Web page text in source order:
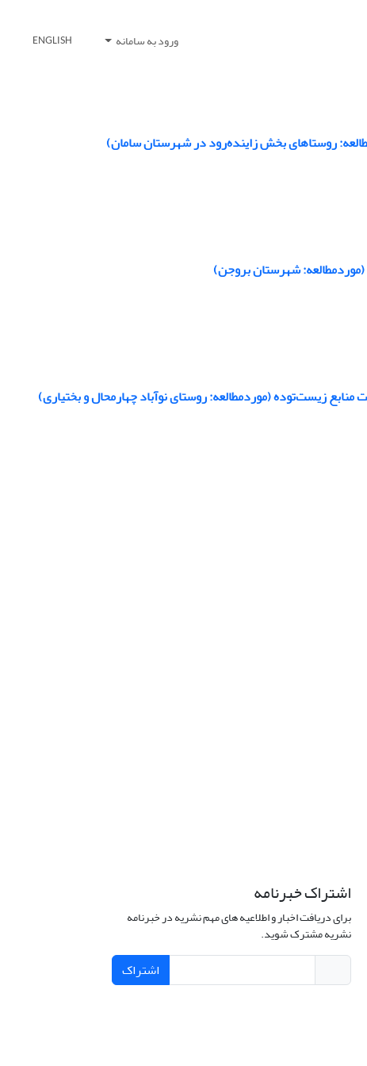
ورود به سامانه ENGLISH
روستاهای بخش زاینده‌رود در شهرستان سامان)
(موردمطالعه: شهرستان بروجن)
زیست‌توده (موردمطالعه: روستای نوآباد چهارمحال و بختیاری)
اشتراک خبرنامه
برای دریافت اخبار و اطلاعیه های مهم نشریه در خبرنامه
نشریه مشترک شوید.
اشتراک